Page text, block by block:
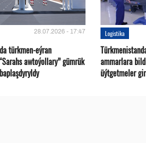
28.07.2026 - 17:47
türkmen-eýran
awtoýollary” gümrük
Logistika
ammarlara
üýtgetmeler